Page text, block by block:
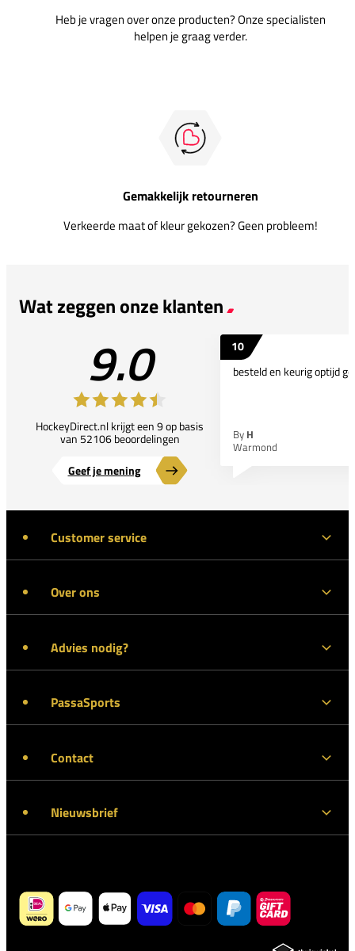
Heb je vragen over onze producten? Onze specialisten
helpen je graag verder.
Gemakkelijk retourneren
Verkeerde maat of kleur gekozen? Geen probleem!
Wat zeggen onze klanten
9.0
HockeyDirect.nl krijgt een 9 op basis
van 52106 beoordelingen
Geef je mening
10
besteld en keurig optijd
By H
Warmond
Customer service
Over ons
Advies nodig?
PassaSports
Contact
Nieuwsbrief